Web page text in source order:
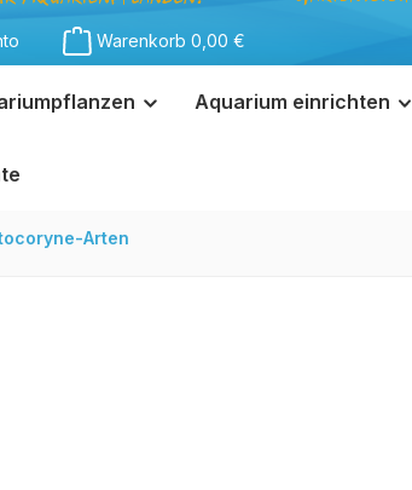
Warenkorb 0,00 €
Aquarium einrichten
Arten